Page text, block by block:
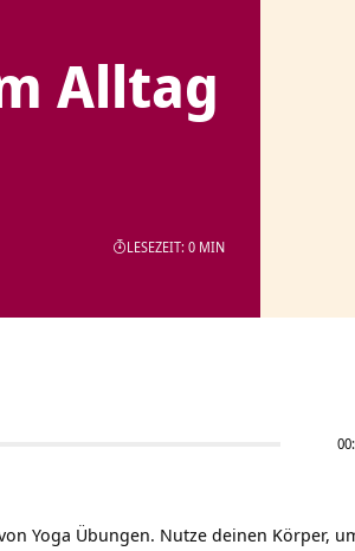
Alltag
LESEZEIT: 0 MIN
Yoga Übungen. Nutze deinen Körper,